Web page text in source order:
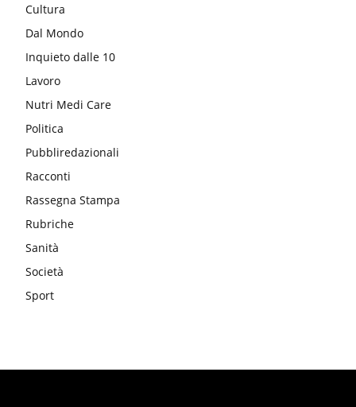
Cultura
Dal Mondo
Inquieto dalle 10
Lavoro
Nutri Medi Care
Politica
Pubbliredazionali
Racconti
Rassegna Stampa
Rubriche
Sanità
Società
Sport